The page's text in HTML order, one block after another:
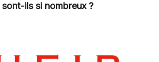
ils si nombreux ?